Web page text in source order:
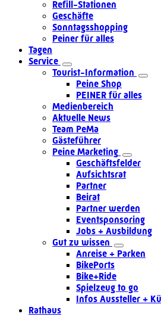
Refill-Stationen
Geschäfte
Sonntagsshopping
Peiner für alles
Tagen
Service
Tourist-Information
Peine Shop
PEINER für alles
Medienbereich
Aktuelle News
Team PeMa
Gästeführer
Peine Marketing
Geschäftsfelder
Aufsichtsrat
Partner
Beirat
Partner werden
Eventsponsoring
Jobs + Ausbildung
Gut zu wissen
Anreise + Parken
BikePorts
Bike+Ride
Spielzeug to go
Infos Aussteller +
Rathaus